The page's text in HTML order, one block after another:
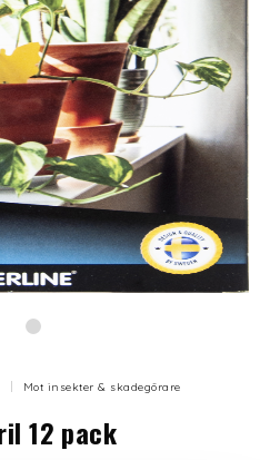
Mot insekter & skadegörare
12 pack